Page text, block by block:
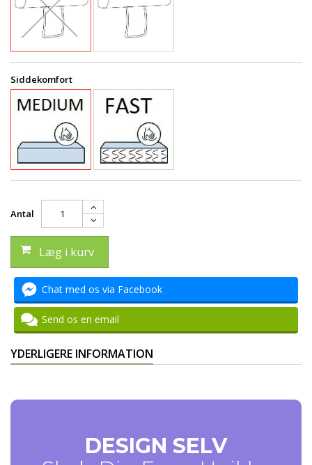
Siddekomfort
Antal
Læg i kurv
Chat med os via Facebook
Send os en email
YDERLIGERE INFORMATION
DESIGN SELV